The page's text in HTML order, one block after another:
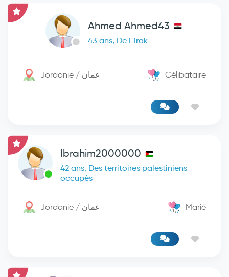
Ahmed Ahmed43
43 ans, De L'Irak
Jordanie / عمان Célibataire
Ibrahim2000000
42 ans, Des territoires palestiniens
occupés
Jordanie / عمان Marié